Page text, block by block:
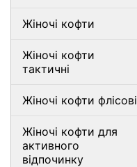
Жіночі кофти
Жіночі кофти
тактичні
Жіночі кофти флісові
Жіночі кофти для
активного
відпочинку